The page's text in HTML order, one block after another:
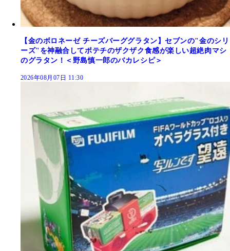
【金のボロネーゼ チーズバーググラタン】セブンの"金のシリ
ーズ"を神融合してポテチのザクザク食感が楽しい超絶肉マシ
のグラタン！＜野島慎一郎のバカレシピ＞
2026年08月07日 11:30